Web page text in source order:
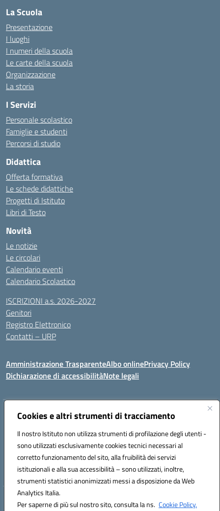
Cookies e altri strumenti di tracciamento
Il nostro Istituto non utilizza strumenti di profilazione degli utenti -
sono utilizzati esclusivamente cookies tecnici necessari al
corretto funzionamento del sito, alla fruibilità dei servizi
istituzionali e alla sua accessibilità – sono utilizzati, inoltre,
strumenti statistici anonimizzati messi a disposizione da Web
Analytics Italia.
Per saperne di più sul nostro sito, consulta la ns. Cookie Policy.
La Scuola
Presentazione
I luoghi
I numeri della scuola
Le carte della scuola
Organizzazione
La storia
I Servizi
Personale scolastico
Famiglie e studenti
Percorsi di studio
Didattica
Offerta formativa
Le schede didattiche
Progetti di Istituto
Libri di Testo
Novità
Le notizie
Le circolari
Calendario eventi
Calendario Scolastico
ISCRIZIONI a.s. 2026-2027
Genitori
Registro Elettronico
Contatti – URP
Amministrazione TrasparenteAlbo onlinePrivacy Policy
Dichiarazione di accessibilitàNote legali
Indirizzo:Via Tiziano, 50 - 60125 Ancona
Posta elettronica certificata (PEC):anic81600p@pec.istruzione.it
Codice fiscale: 93084460422
Codice meccanografico: ANIC81600P
Hosting & Powered by 3D Solution S.r.l.